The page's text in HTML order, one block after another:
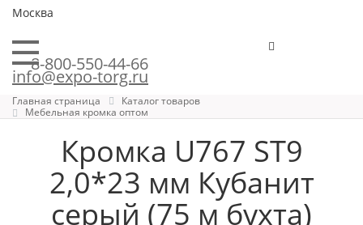
Москва
8-800-550-44-66
info@expo-torg.ru
Главная страница
Каталог товаров
Мебельная кромка оптом
Кромка U767 ST9
2,0*23 мм Кубанит
серый (75 м бухта)